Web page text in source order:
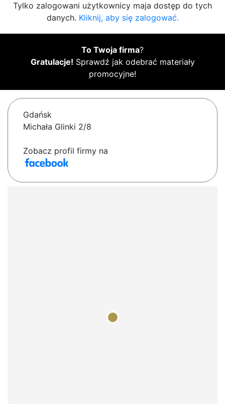
Tylko zalogowani użytkownicy maja dostęp do tych
danych. Kliknij, aby się zalogować.
To Twoja firma?
Gratulacje! Sprawdź jak odebrać materiały
promocyjne!
Gdańsk
Michała Glinki 2/8
Zobacz profil firmy na